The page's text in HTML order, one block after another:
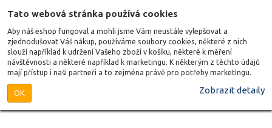
Tato webová stránka používá cookies
Aby náš eshop fungoval a mohli jsme Vám neustále vylepšovat a
zjednodušovat Váš nákup, používáme soubory cookies, některé z nich
slouží například k udržení Vašeho zboží v košíku, některé k měření
návštěvnosti a některé například k marketingu. K některým z těchto údajů
mají přístup i naši partneři a to zejména právě pro potřeby marketingu.
OK Zobrazit detaily